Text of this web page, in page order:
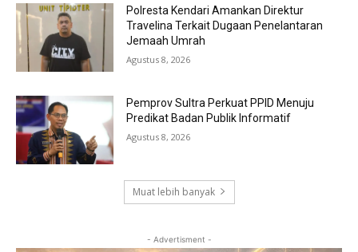
Polresta Kendari Amankan Direktur
Travelina Terkait Dugaan Penelantaran
Jemaah Umrah
Agustus 8, 2026
Pemprov Sultra Perkuat PPID Menuju
Predikat Badan Publik Informatif
Agustus 8, 2026
Muat lebih banyak
- Advertisment -